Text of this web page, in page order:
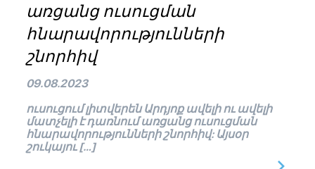
առցանց ուսուցման
հնարավորությունների
շնորհիվ
09.08.2023
ուսուցում լիտվերեն Արդյոք ավելի ու ավելի
մատչելի է դառնում առցանց ուսուցման
հնարավորությունների շնորհիվ: Այսօր
շուկայու […]